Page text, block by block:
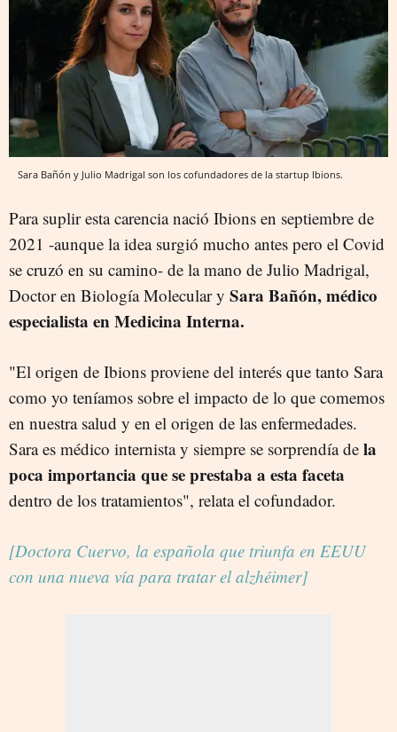
Sara Bañón y Julio Madrigal son los cofundadores de la startup Ibions.
Para suplir esta carencia nació Ibions en septiembre de
2021 -aunque la idea surgió mucho antes pero el Covid
se cruzó en su camino- de la mano de Julio Madrigal,
Doctor en Biología Molecular y Sara Bañón, médico
especialista en Medicina Interna.
"El origen de Ibions proviene del interés que tanto Sara
como yo teníamos sobre el impacto de lo que comemos
en nuestra salud y en el origen de las enfermedades.
Sara es médico internista y siempre se sorprendía de la
poca importancia que se prestaba a esta faceta
dentro de los tratamientos", relata el cofundador.
[Doctora Cuervo, la española que triunfa en EEUU
con una nueva vía para tratar el alzhéimer]